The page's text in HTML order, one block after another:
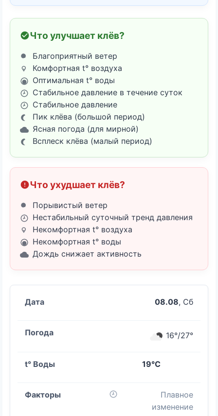
Что улучшает клёв?
Благоприятный ветер
Комфортная t° воздуха
Оптимальная t° воды
Стабильное давление в течение суток
Стабильное давление
Пик клёва (большой период)
Ясная погода (для мирной)
Всплеск клёва (малый период)
Что ухудшает клёв?
Порывистый ветер
Нестабильный суточный тренд давления
Некомфортная t° воздуха
Некомфортная t° воды
Дождь снижает активность
08.08, Сб
16°/27°
19°C
Плавное
изменение